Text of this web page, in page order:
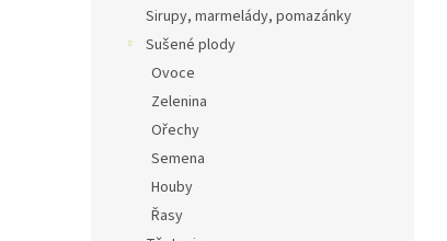
Sirupy, marmelády, pomazánky
Sušené plody
Ovoce
Zelenina
Ořechy
Semena
Houby
Řasy